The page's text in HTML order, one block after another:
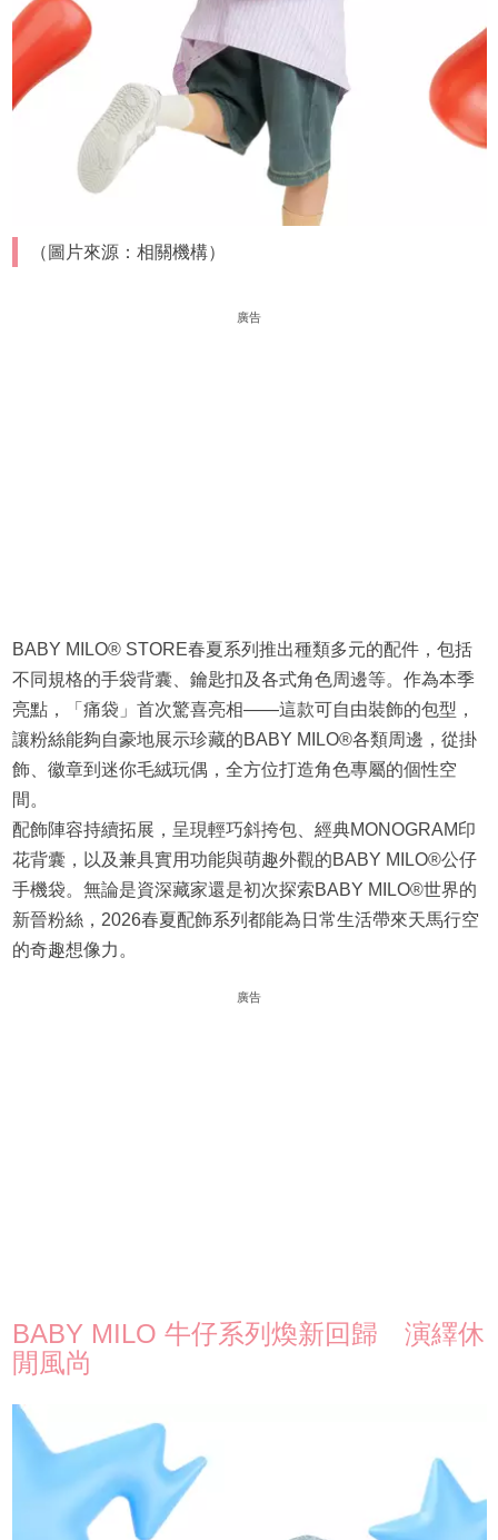
（圖片來源：相關機構）
廣告
BABY MILO® STORE春夏系列推出種類多元的配件，包括
不同規格的手袋背囊、鑰匙扣及各式角色周邊等。作為本季
亮點，「痛袋」首次驚喜亮相——這款可自由裝飾的包型，
讓粉絲能夠自豪地展示珍藏的BABY MILO®各類周邊，從掛
飾、徽章到迷你毛絨玩偶，全方位打造角色專屬的個性空
間。
配飾陣容持續拓展，呈現輕巧斜挎包、經典MONOGRAM印
花背囊，以及兼具實用功能與萌趣外觀的BABY MILO®公仔
手機袋。無論是資深藏家還是初次探索BABY MILO®世界的
新晉粉絲，2026春夏配飾系列都能為日常生活帶來天馬行空
的奇趣想像力。
廣告
BABY MILO 牛仔系列煥新回歸 演繹休
閒風尚